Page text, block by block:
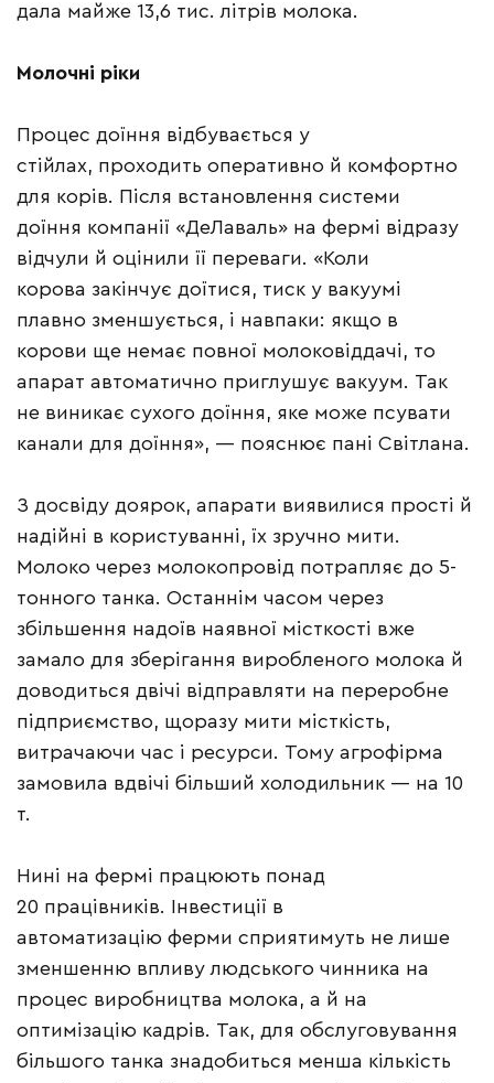
дала майже 13,6 тис. літрів молока.
Молочні ріки
Процес доїння відбувається у
стійлах, проходить оперативно й комфортно
для корів. Після встановлення системи
доїння компанії «ДеЛаваль» на фермі відразу
відчули й оцінили її переваги. «Коли
корова закінчує доїтися, тиск у вакуумі
плавно зменшується, і навпаки: якщо в
корови ще немає повної молоковіддачі, то
апарат автоматично приглушує вакуум. Так
не виникає сухого доїння, яке може псувати
канали для доїння», — пояснює пані Світлана.
З досвіду доярок, апарати виявилися прості й
надійні в користуванні, їх зручно мити.
Молоко через молокопровід потрапляє до 5-
тонного танка. Останнім часом через
збільшення надоїв наявної місткості вже
замало для зберігання виробленого молока й
доводиться двічі відправляти на переробне
підприємство, щоразу мити місткість,
витрачаючи час і ресурси. Тому агрофірма
замовила вдвічі більший холодильник — на 10
т.
Нині на фермі працюють понад
20 працівників. Інвестиції в
автоматизацію ферми сприятимуть не лише
зменшенню впливу людського чинника на
процес виробництва молока, а й на
оптимізацію кадрів. Так, для обслуговування
більшого танка знадобиться менша кількість